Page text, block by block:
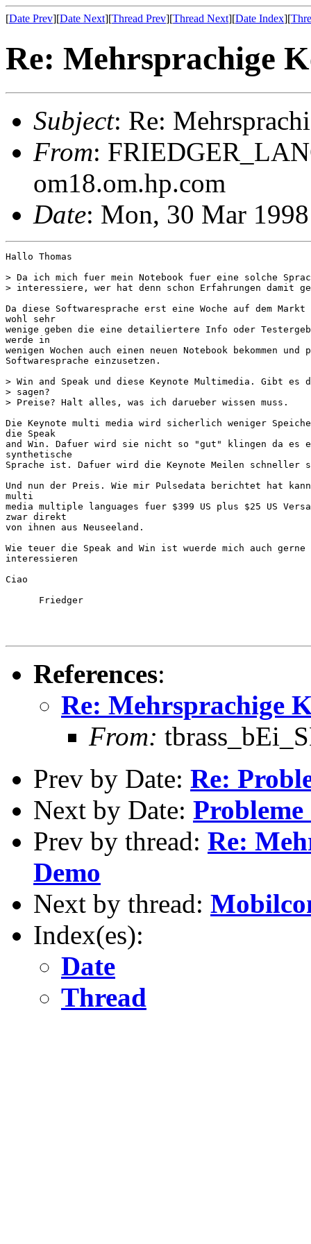
[Date Prev][Date Next][Thread Prev][Thread Next][Date Index][
Re: Mehrsprachige
Subject: Re:
From:
om18.om.hp.com
Date: Mon, 30 Mar
Hallo Thomas
> Da ich mich fuer mein Notebook fuer eine solche
> interessiere, wer hat denn schon Erfahrungen damit
Da diese Softwaresprache erst eine Woche auf dem
wohl sehr
wenige geben die eine detailiertere Info oder
werde in
wenigen Wochen auch einen neuen Notebook bekommen
Softwaresprache einzusetzen.
> Win and Speak und diese Keynote Multimedia. Gibt es
> sagen?
> Preise? Halt alles, was ich darueber wissen muss.
Die Keynote multi media wird sicherlich weniger
die Speak
and Win. Dafuer wird sie nicht so "gut" klingen da es
synthetische
Sprache ist. Dafuer wird die Keynote Meilen schneller
Und nun der Preis. Wie mir Pulsedata berichtet hat kann
multi
media multiple languages fuer $399 US plus $25 US
zwar direkt
von ihnen aus Neuseeland.
Wie teuer die Speak and Win ist wuerde mich auch gerne
interessieren
Ciao
      Friedger
References:
Re: Mehrsprachige
From:
Prev by Date: Re:
Next by Date:
Prev by thread: Re:
Demo
Next by thread:
Index(es):
Date
Thread